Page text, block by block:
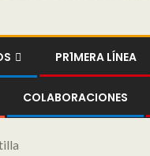
PR1MERA LÍNEA
COLABORACIONES